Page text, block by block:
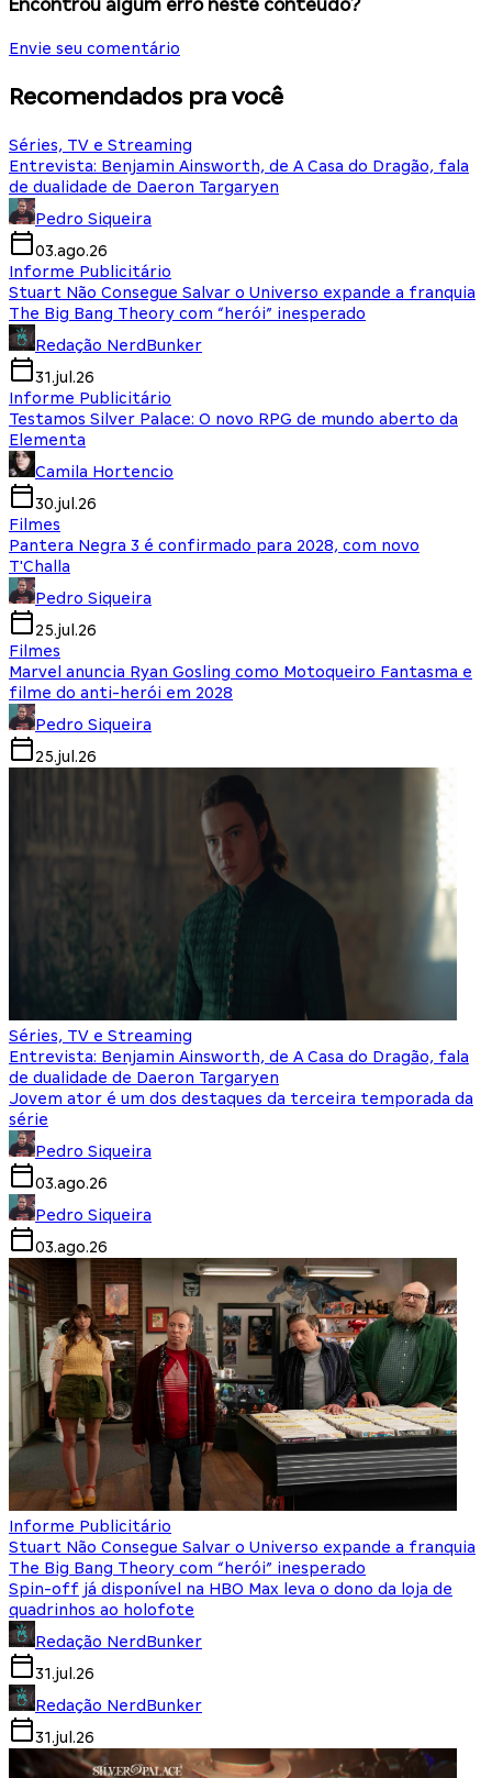
Encontrou algum erro neste conteúdo?
Envie seu comentário
Recomendados pra você
Séries, TV e Streaming
Entrevista: Benjamin Ainsworth, de A Casa do Dragão, fala
de dualidade de Daeron Targaryen
Pedro Siqueira
03.ago.26
Informe Publicitário
Stuart Não Consegue Salvar o Universo expande a franquia
The Big Bang Theory com “herói” inesperado
Redação NerdBunker
31.jul.26
Informe Publicitário
Testamos Silver Palace: O novo RPG de mundo aberto da
Elementa
Camila Hortencio
30.jul.26
Filmes
Pantera Negra 3 é confirmado para 2028, com novo
T'Challa
Pedro Siqueira
25.jul.26
Filmes
Marvel anuncia Ryan Gosling como Motoqueiro Fantasma e
filme do anti-herói em 2028
Pedro Siqueira
25.jul.26
Séries, TV e Streaming
Entrevista: Benjamin Ainsworth, de A Casa do Dragão, fala
de dualidade de Daeron Targaryen
Jovem ator é um dos destaques da terceira temporada da
série
Pedro Siqueira
03.ago.26
Pedro Siqueira
03.ago.26
Informe Publicitário
Stuart Não Consegue Salvar o Universo expande a franquia
The Big Bang Theory com “herói” inesperado
Spin-off já disponível na HBO Max leva o dono da loja de
quadrinhos ao holofote
Redação NerdBunker
31.jul.26
Redação NerdBunker
31.jul.26